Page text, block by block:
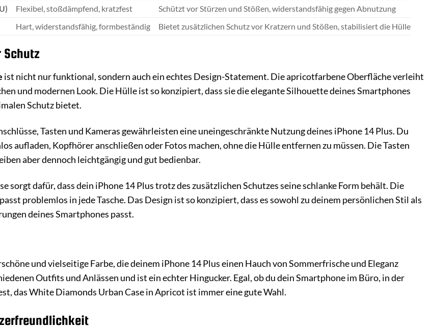
Flexibel, stoßdämpfend, kratzfest
Schützt vor Stürzen und Stößen, widerstandsfähig gegen Abnutzung
Hart, widerstandsfähig, formbeständig Bietet zusätzlichen Schutz vor Kratzern und Stößen, stabilisiert die Hülle
Schutz
ist nicht nur funktional, sondern auch ein echtes Design-Statement. Die apricotfarbene Oberfläche verleiht
und modernen Look. Die Hülle ist so konzipiert, dass sie die elegante Silhouette deines Smartphones
Schutz bietet.
Tasten und Kameras gewährleisten eine uneingeschränkte Nutzung deines iPhone 14 Plus. Du
aufladen, Kopfhörer anschließen oder Fotos machen, ohne die Hülle entfernen zu müssen. Die Tasten
aber dennoch leichtgängig und gut bedienbar.
sorgt dafür, dass dein iPhone 14 Plus trotz des zusätzlichen Schutzes seine schlanke Form behält. Die
problemlos in jede Tasche. Das Design ist so konzipiert, dass es sowohl zu deinem persönlichen Stil als
deines Smartphones passt.
und vielseitige Farbe, die deinem iPhone 14 Plus einen Hauch von Sommerfrische und Eleganz
Outfits und Anlässen und ist ein echter Hingucker. Egal, ob du dein Smartphone im Büro, in der
das White Diamonds Urban Case in Apricot ist immer eine gute Wahl.